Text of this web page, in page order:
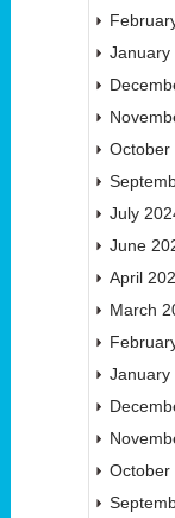
January
October
July
June
April
March
January
October